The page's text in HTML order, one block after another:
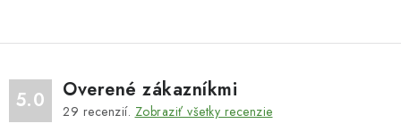
5.0 Overené zákazníkmi
29 recenzií. Zobraziť všetky recenzie